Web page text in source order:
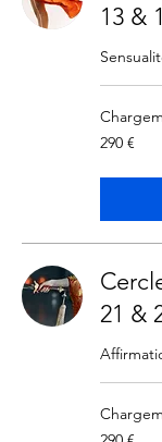
13 &
290
euros
290 €
21 &
290